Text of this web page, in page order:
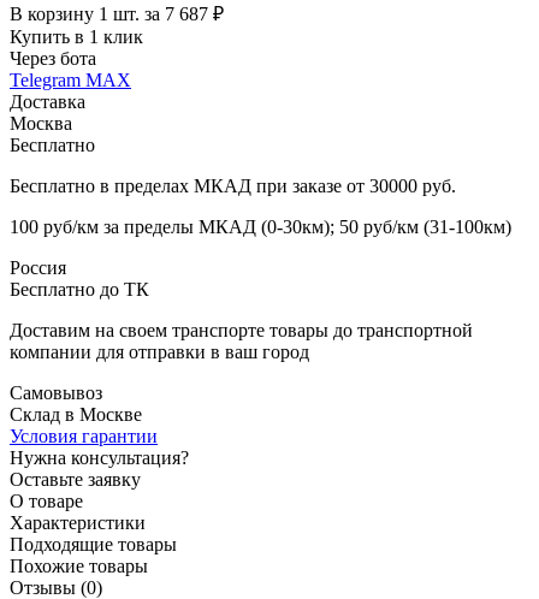
В корзину 1 шт. за 7 687 ₽
Купить в 1 клик
Через бота
Telegram MAX
Доставка
Москва
Бесплатно
Бесплатно в пределах МКАД при заказе от 30000 руб.
100 руб/км за пределы МКАД (0-30км); 50 руб/км (31-100км)
Россия
Бесплатно до ТК
Доставим на своем транспорте товары до транспортной
компании для отправки в ваш город
Самовывоз
Склад в Москве
Условия гарантии
Нужна консультация?
Оставьте заявку
О товаре
Характеристики
Подходящие товары
Похожие товары
Отзывы (0)